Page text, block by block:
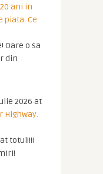
ani in
piata. Ce
Oare o sa
din
2026 at
Highway.
totul!!!!